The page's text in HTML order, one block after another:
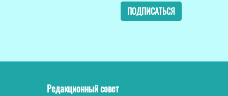
ПОДПИСАТЬСЯ
Редакционный совет